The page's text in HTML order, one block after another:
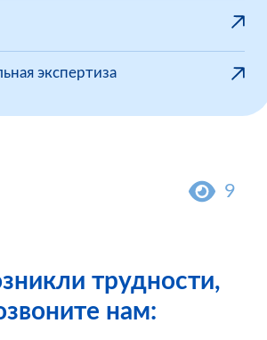
экспертиза
9
трудности,
нам: